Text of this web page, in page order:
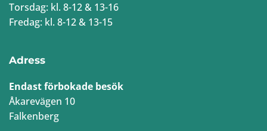
Torsdag: kl. 8-12 & 13-16
Fredag: kl. 8-12 & 13-15
Adress
Endast förbokade besök
Åkarevägen 10
Falkenberg